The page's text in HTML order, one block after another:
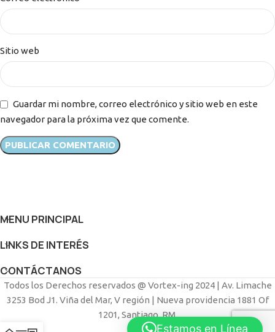
Sitio web
Guardar mi nombre, correo electrónico y sitio web en este
navegador para la próxima vez que comente.
MENU PRINCIPAL
LINKS DE INTERÉS
CONTÁCTANOS
Todos los Derechos reservados @ Vortex-ing 2024 | Av. Limache
3253 Bod J1. Viña del Mar, V región | Nueva providencia 1881 Of
1201, Santiago, RM.
Estamos en Línea